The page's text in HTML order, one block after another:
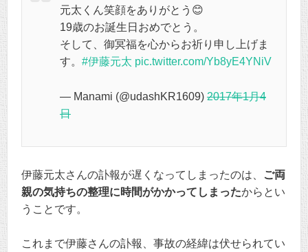
元太くん笑顔をありがとう😊
19歳のお誕生日おめでとう。
そして、御冥福を心からお祈り申し上げま
す。 #伊藤元太 pic.twitter.com/Yb8yE4YNiV
— Manami (@udashKR1609) 2017年1月4
日
伊藤元太さんの訃報が遅くなってしまったのは、
ご両
親の気持ちの整理に時間がかかってしまったからとい
うことです。
これまで伊藤さんの訃報、事故の経緯は伏せられてい